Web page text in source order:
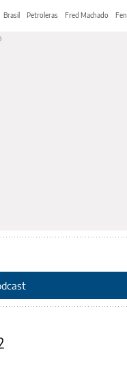
Brasil Petroleras Fred Machado